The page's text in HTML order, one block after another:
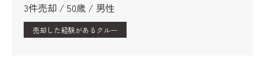
3件売却 / 50歳 / 男性
売却した経験があるクルー